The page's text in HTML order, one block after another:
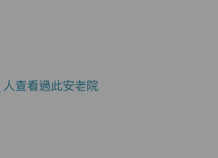
人查看過此安老院